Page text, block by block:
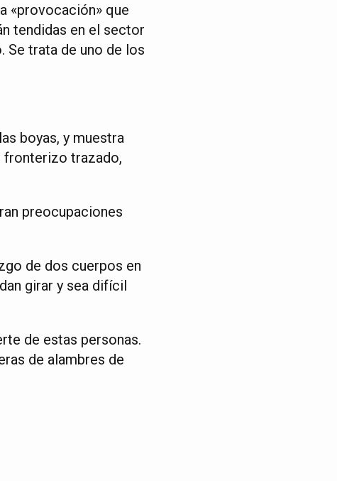
«provocación» que
tendidas en el sector
Se trata de uno de los
boyas, y muestra
fronterizo trazado,
preocupaciones
de dos cuerpos en
girar y sea difícil
de estas personas.
de alambres de